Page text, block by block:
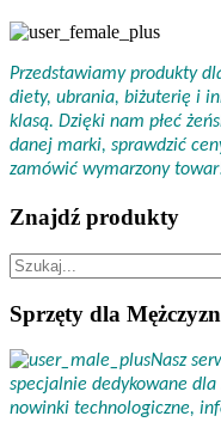
Przedstawiamy produkty
diety, ubrania, biżuterię i
klasą. Dzięki nam płeć
danej marki, sprawdzić
zamówić wymarzony
Znajdź produkty
Sprzęty dla
Nasz
specjalnie dedykowane
nowinki technologiczne,